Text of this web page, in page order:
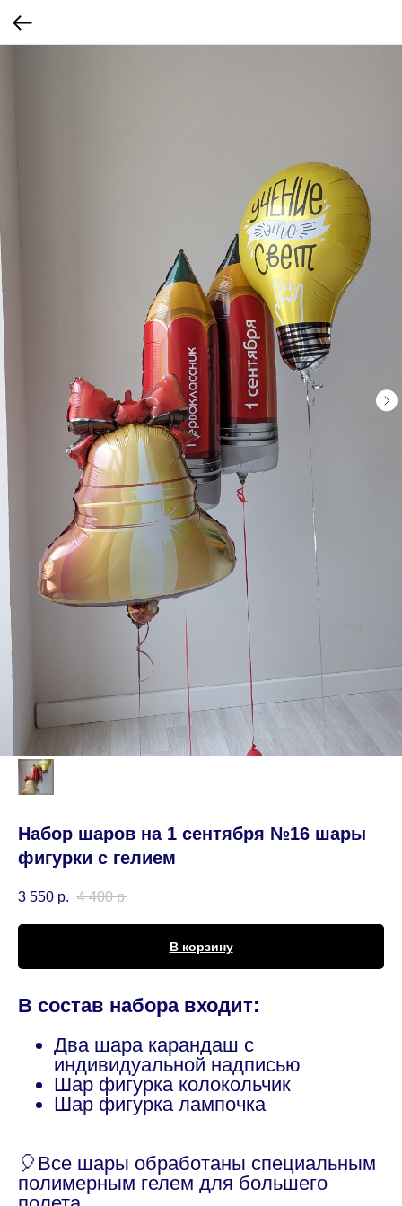
Набор шаров на 1 сентября №16 шары
фигурки с гелием
3 550 р. 4 400 р.
В корзину
В состав набора входит:
Два шара карандаш с
индивидуальной надписью
Шар фигурка колокольчик
Шар фигурка лампочка
🎈Все шары обработаны специальным
полимерным гелем для большего